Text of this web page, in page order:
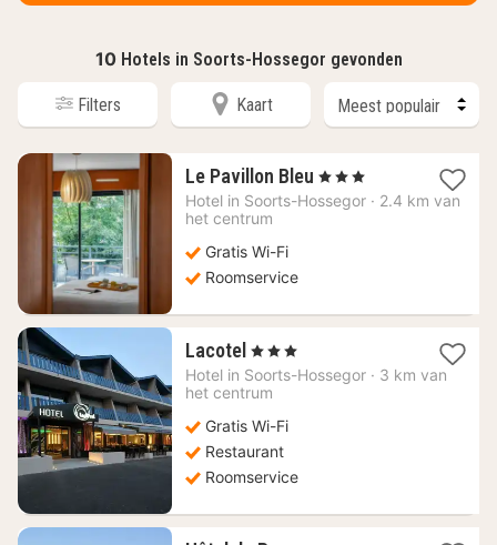
10 Hotels in Soorts-Hossegor gevonden
Filters Kaart
Le Pavillon Bleu 1
nacht
vanaf
, 3 Sterren
Hotel in Soorts-Hossegor · 2.4 km van
het centrum
Gratis Wi-Fi
Roomservice
Lacotel 1
nacht
vanaf
€
, 3 Sterren
Hotel in Soorts-Hossegor · 3 km van
het centrum
Gratis Wi-Fi
Restaurant
Roomservice